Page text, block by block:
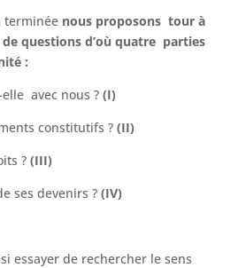
terminée nous proposons tour à
questions d’où quatre parties
:
avec nous ? (I)
constitutifs ? (II)
? (III)
ses devenirs ? (IV)
essayer de rechercher le sens